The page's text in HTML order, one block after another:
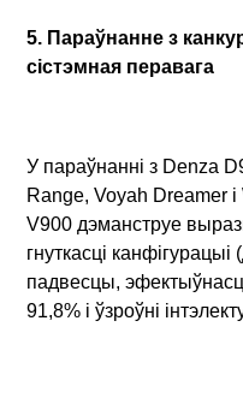
5. Параўнанне з
сістэмная перавага
У параўнанні з Denza
Range, Voyah Dreamer
V900 дэманструе
гнуткасці
падвесцы,
91,8% і ўзроўні